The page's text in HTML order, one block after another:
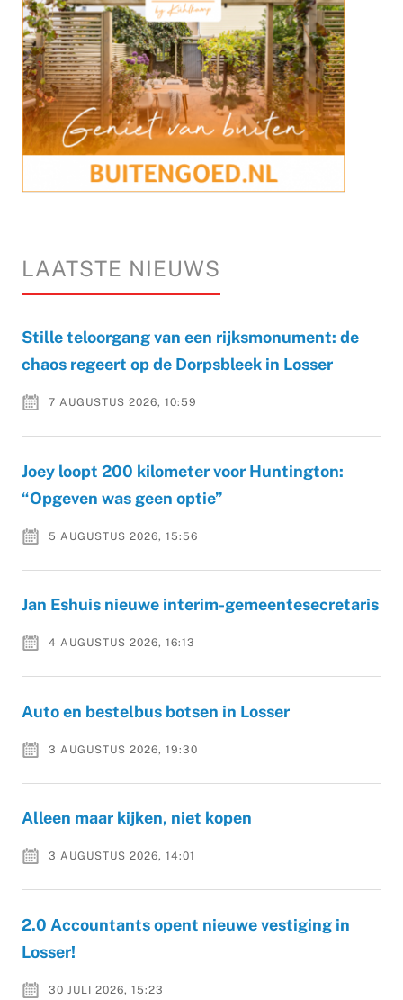
LAATSTE NIEUWS
Stille teloorgang van een rijksmonument: de
chaos regeert op de Dorpsbleek in Losser
7 AUGUSTUS 2026, 10:59
Joey loopt 200 kilometer voor Huntington:
“Opgeven was geen optie”
5 AUGUSTUS 2026, 15:56
Jan Eshuis nieuwe interim-gemeentesecretaris
4 AUGUSTUS 2026, 16:13
Auto en bestelbus botsen in Losser
3 AUGUSTUS 2026, 19:30
Alleen maar kijken, niet kopen
3 AUGUSTUS 2026, 14:01
2.0 Accountants opent nieuwe vestiging in
Losser!
30 JULI 2026, 15:23